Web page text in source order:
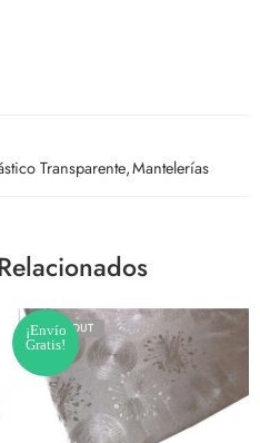
Transparente,Mantelerías
¡Envío
Gratis!
SOLD OUT